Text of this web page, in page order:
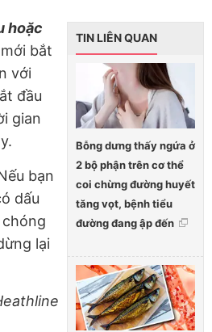
TIN LIÊN QUAN
Bỗng dưng thấy ngứa ở
2 bộ phận trên cơ thể
coi chừng đường huyết
tăng vọt, bệnh tiểu
đường đang ập đến
hoặc
bắt
với
đầu
gian
bạn
dấu
lại